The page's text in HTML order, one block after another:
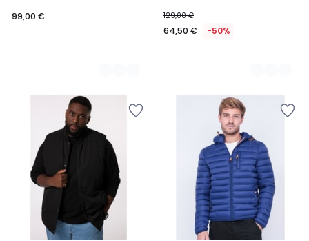
99,00 €
129,00 €
64,50 € -50%